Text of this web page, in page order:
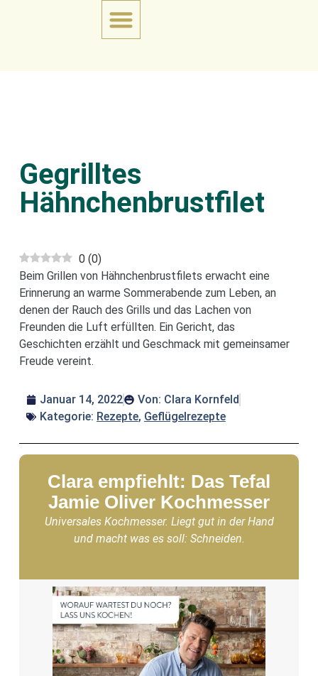
Gegrilltes
Hähnchenbrustfilet
0 (0)
Beim Grillen von Hähnchenbrustfilets erwacht eine
Erinnerung an warme Sommerabende zum Leben, an
denen der Rauch des Grills und das Lachen von
Freunden die Luft erfüllten. Ein Gericht, das
Geschichten erzählt und Geschmack mit gemeinsamer
Freude vereint.
Januar 14, 2022 Von: Clara Kornfeld
Kategorie: Rezepte, Geflügelrezepte
Clara empfiehlt: Das Tefal
Jamie Oliver Kochmesser
Universales Kochmesser. Liegt gut in der Hand
und macht was es soll: Schneiden.